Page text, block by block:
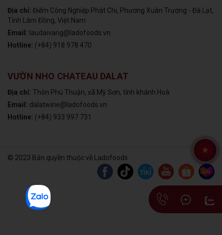
Địa chỉ: Điểm Công Nghiệp Phát Chi, Phường Xuân Trường - Đà Lạt,
Tỉnh Lâm Đồng, Việt Nam
Email: laudaivang@ladofoods.vn
Hotline: (+84) 918 978 470
VƯỜN NHO CHATEAU DALAT
Địa chỉ: Thôn Phú Thuận, xã Mỹ Sơn, tỉnh khánh Hoà
Email: dalatwine@ladofoods.vn
Hotline: (+84) 933 997 731
© 2023 Bản quyền thuộc về Ladofoods